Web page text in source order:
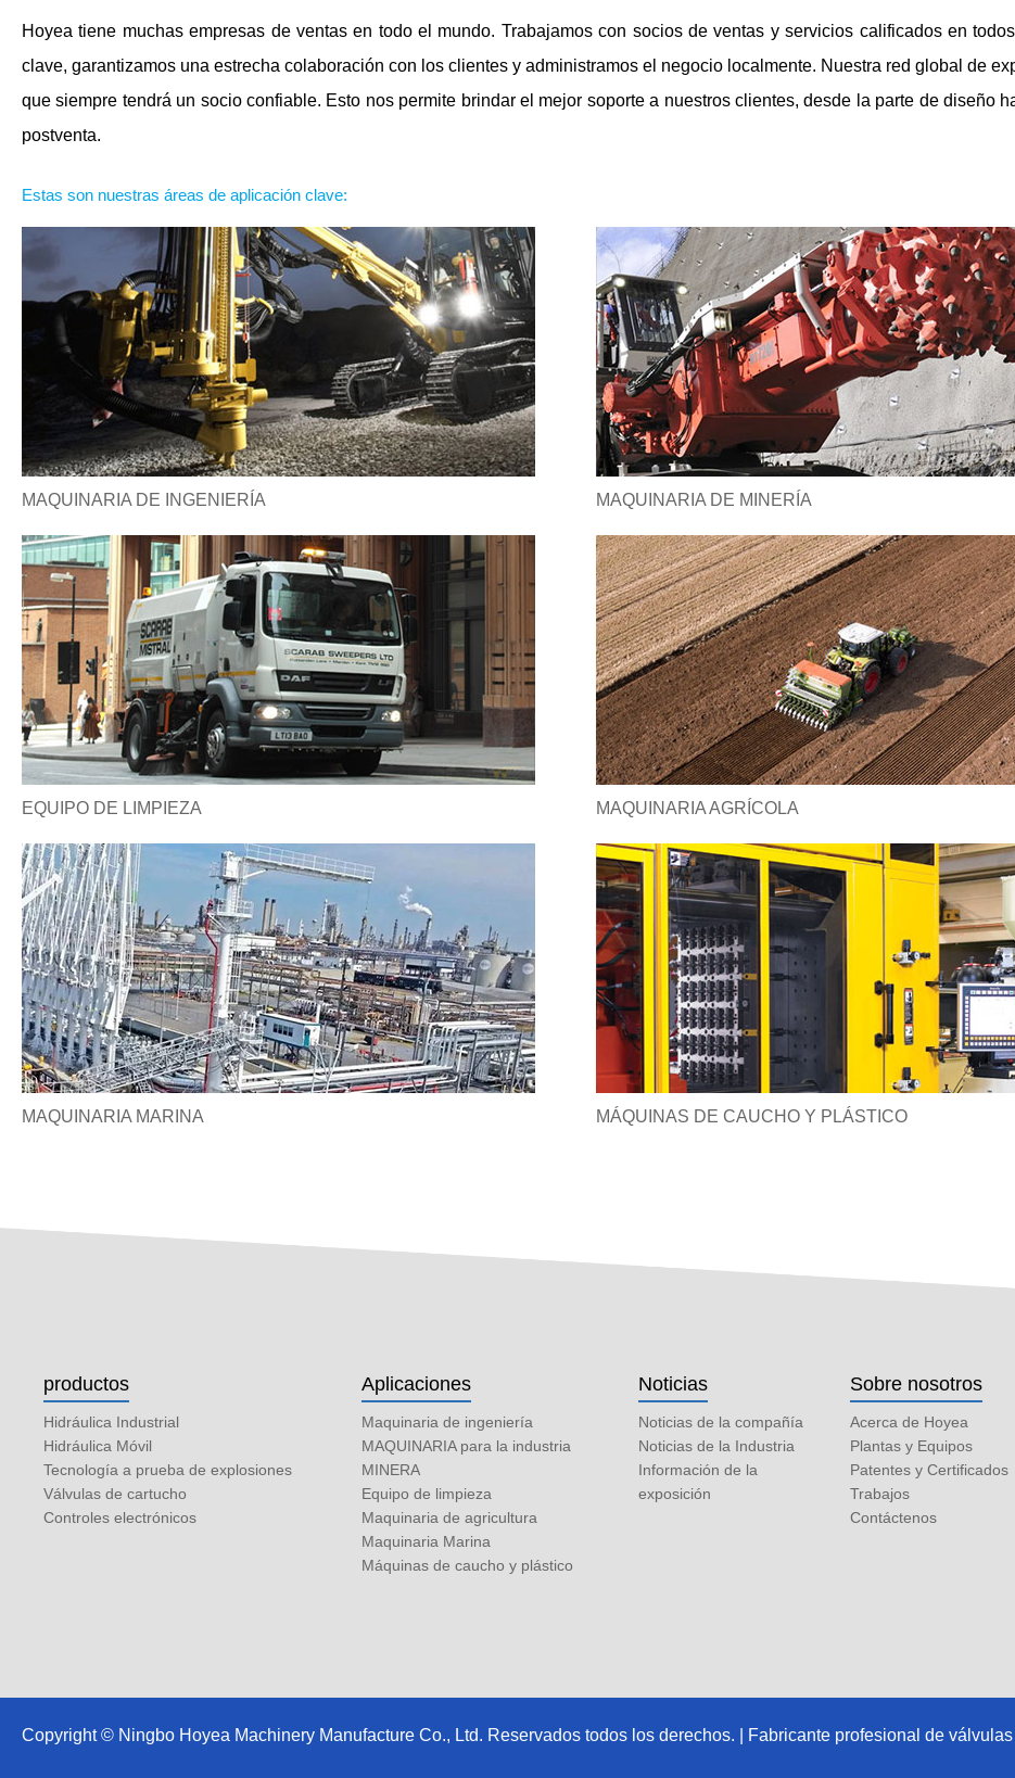
Hoyea tiene muchas empresas de ventas en todo el mundo. Trabajamos con socios de ventas y servicios calificados en
clave, garantizamos una estrecha colaboración con los clientes y administramos el negocio localmente. Nuestra red global de
que siempre tendrá un socio confiable. Esto nos permite brindar el mejor soporte a nuestros clientes, desde la parte de diseño
postventa.
Estas son nuestras áreas de aplicación clave:
MAQUINARIA DE INGENIERÍA MAQUINARIA DE MINERÍA
EQUIPO DE LIMPIEZA MAQUINARIA AGRÍCOLA
MAQUINARIA MARINA MÁQUINAS DE CAUCHO Y PLÁSTICO
productos
Hidráulica Industrial
Hidráulica Móvil
Tecnología a prueba de explosiones
Válvulas de cartucho
Controles electrónicos
Aplicaciones
Maquinaria de ingeniería
MAQUINARIA para la industria
MINERA
Equipo de limpieza
Maquinaria de agricultura
Maquinaria Marina
Máquinas de caucho y plástico
Noticias
Noticias de la compañía
Noticias de la Industria
Información de la
exposición
Sobre nosotros
Acerca de Hoyea
Plantas y Equipos
Patentes y Certificados
Trabajos
Contáctenos
Copyright © Ningbo Hoyea Machinery Manufacture Co., Ltd. Reservados todos los derechos. | Fabricante profesional de